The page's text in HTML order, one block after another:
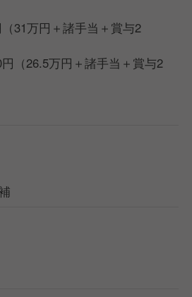
31万円＋諸手当＋賞与2
（26.5万円＋諸手当＋賞与2